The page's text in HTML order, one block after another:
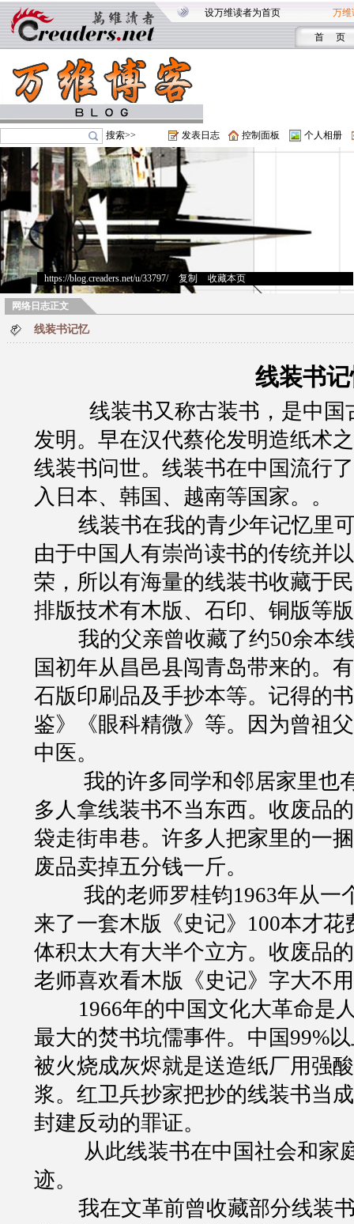
设万维读者为首页 万维
首 页
搜索>> 发表日志 控制面板 个人相册
https://blog.creaders.net/u/33797/> 复制 收藏本页
网络日志正文
线装书记忆
线装书
线装书又称古装书，是中国
发明。早在汉代蔡伦发明造纸术
线装书问世。线装书在中国流行
入日本、韩国、越南等国家。。
线装书在我的青少年记忆里
由于中国人有崇尚读书的传统并
荣，所以有海量的线装书收藏于
排版技术有木版、石印、铜版等
我的父亲曾收藏了约50余本
国初年从昌邑县闯青岛带来的。
石版印刷品及手抄本等。记得的
鉴》《眼科精微》等。因为曾祖
中医。
我的许多同学和邻居家里也
多人拿线装书不当东西。收废品
袋走街串巷。许多人把家里的一
废品卖掉五分钱一斤。
我的老师罗桂钧1963年从一
来了一套木版《史记》 100本才花
体积太大有大半个立方。收废品
老师喜欢看木版《史记》字大不
1966年的中国文化大革命是
最大的焚书坑儒事件。中国99%
被火烧成灰烬就是送造纸厂用强
浆。红卫兵抄家把抄的线装书当
封建反动的罪证。
从此线装书在中国社会和家
迹。
我在文革前曾收藏部分线装书